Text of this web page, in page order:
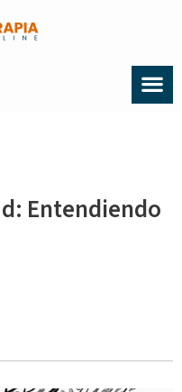
Entendiendo